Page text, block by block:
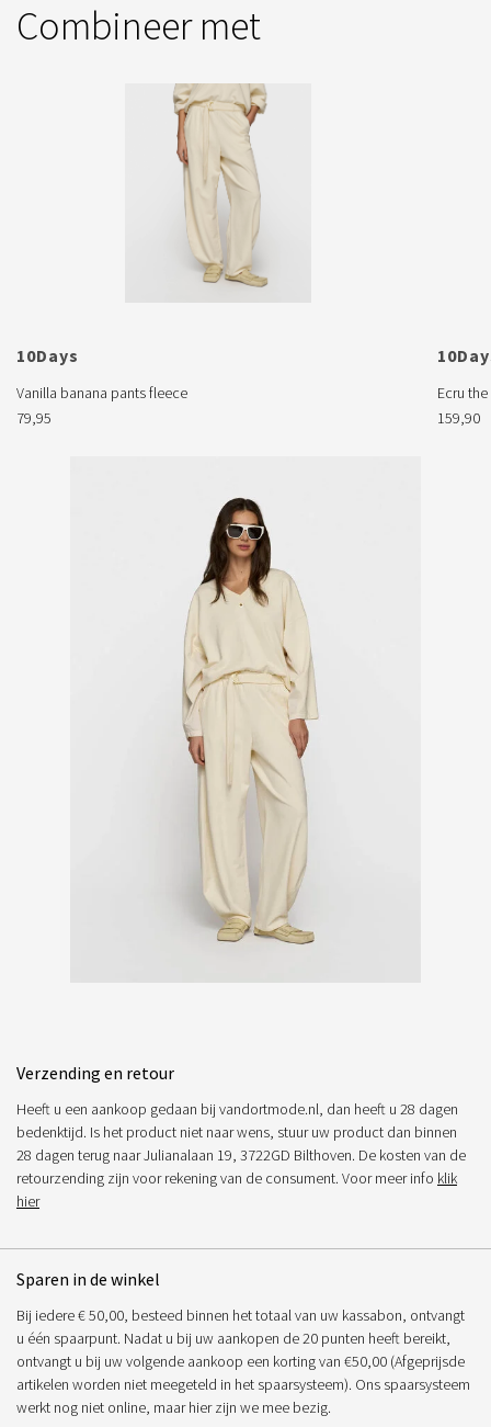
Combineer met
10Days
Vanilla banana pants fleece
79,95
Ecru
159,90
Verzending en retour
Heeft u een aankoop gedaan bij vandortmode.nl, dan heeft u 28 dagen
bedenktijd. Is het product niet naar wens, stuur uw product dan binnen
28 dagen terug naar Julianalaan 19, 3722GD Bilthoven. De kosten van de
retourzending zijn voor rekening van de consument. Voor meer info klik
hier
Sparen in de winkel
Bij iedere € 50,00, besteed binnen het totaal van uw kassabon, ontvangt
u één spaarpunt. Nadat u bij uw aankopen de 20 punten heeft bereikt,
ontvangt u bij uw volgende aankoop een korting van €50,00 (Afgeprijsde
artikelen worden niet meegeteld in het spaarsysteem). Ons spaarsysteem
werkt nog niet online, maar hier zijn we mee bezig.